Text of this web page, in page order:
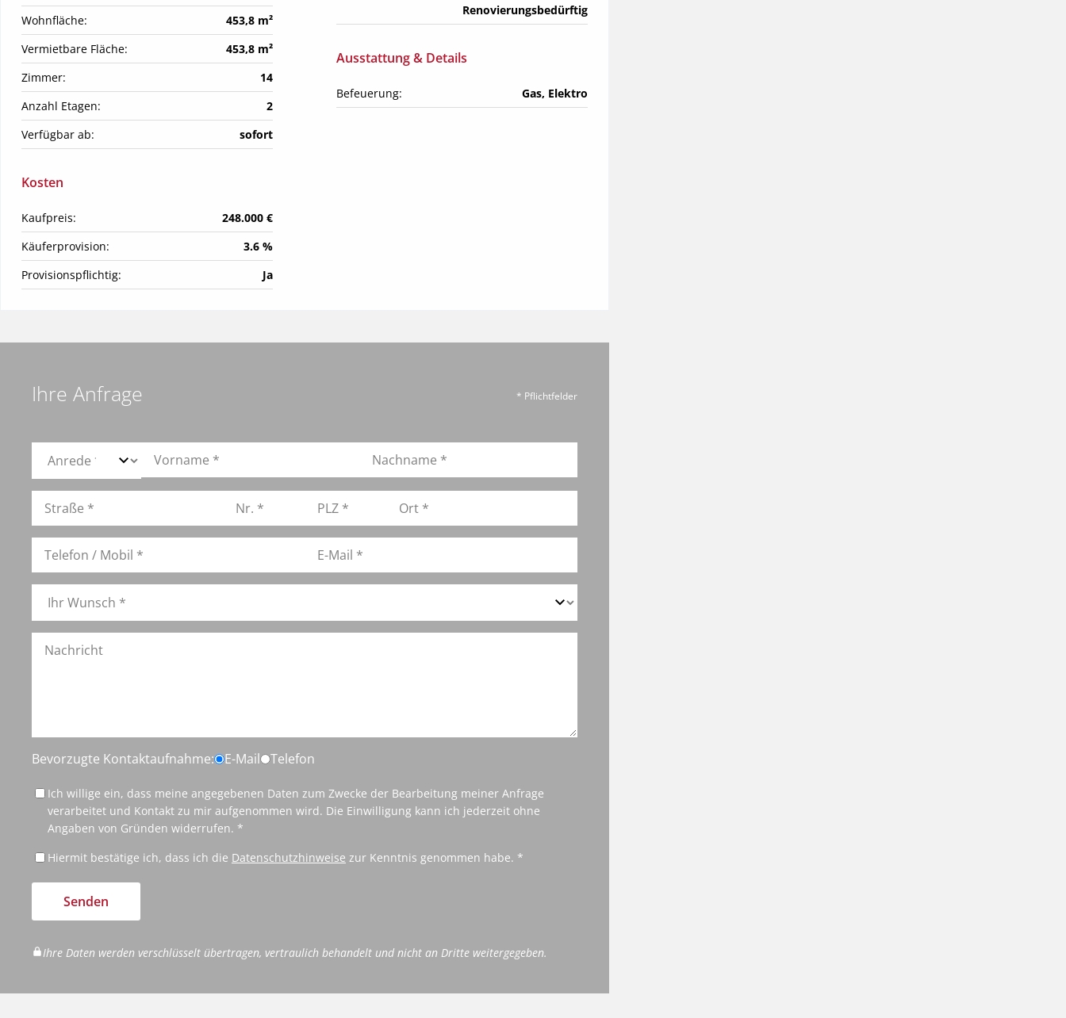
Wohnfläche:
453,8 m²
Vermietbare Fläche:
453,8 m²
Zimmer:
14
Anzahl Etagen:
2
Verfügbar ab:
sofort
Kosten
Kaufpreis:
248.000 €
Käuferprovision:
3.6 %
Provisionspflichtig:
Ja
Renovierungsbedürftig
Ausstattung & Details
Befeuerung: Gas, Elektro
Ihre Anfrage * Pflichtfelder
Bevorzugte Kontaktaufnahme: E-Mail Telefon
Ich willige ein, dass meine angegebenen Daten zum Zwecke der Bearbeitung meiner Anfrage
verarbeitet und Kontakt zu mir aufgenommen wird. Die Einwilligung kann ich jederzeit ohne
Angaben von Gründen widerrufen. *
Hiermit bestätige ich, dass ich die Datenschutzhinweise zur Kenntnis genommen habe. *
Senden
Ihre Daten werden verschlüsselt übertragen, vertraulich behandelt und nicht an Dritte weitergegeben.